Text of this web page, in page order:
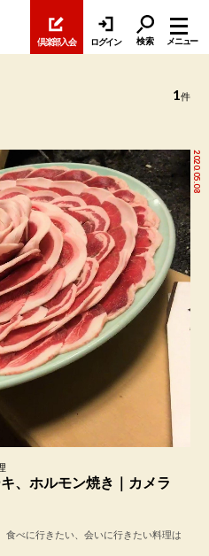
倶楽部入会 ログイン 検索 メニュー
1件
2020.05.08
、ホルモン焼き｜カメラ
食べに行きたい、会いに行きたい料理は